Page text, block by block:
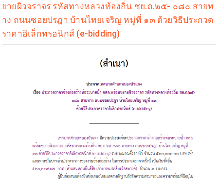
ยายผิวจราจร รหัสทางหลวงท้องถิ่น ชย.ถ.๒๕- ๐๘๐ สายท
าง ถนนซอยปรฎา บ้านไทยเจริญ หมู่ที่ ๑๓ ด้วยวิธีประกวด
ราคาอิเล็กทรอนิกส์ (e-bidding)